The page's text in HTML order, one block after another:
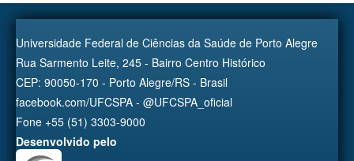
Universidade Federal de Ciências da Saúde de Porto Alegre
Rua Sarmento Leite, 245 - Bairro Centro Histórico
CEP: 90050-170 - Porto Alegre/RS - Brasil
facebook.com/UFCSPA - @UFCSPA_oficial
Fone +55 (51) 3303-9000
Desenvolvido pelo